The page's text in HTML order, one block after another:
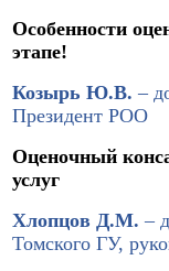
Особенности
этапе!
Козырь Ю.В. –
Президент РОО
Оценочный
услуг
Хлопцов Д.М. –
Томского ГУ,